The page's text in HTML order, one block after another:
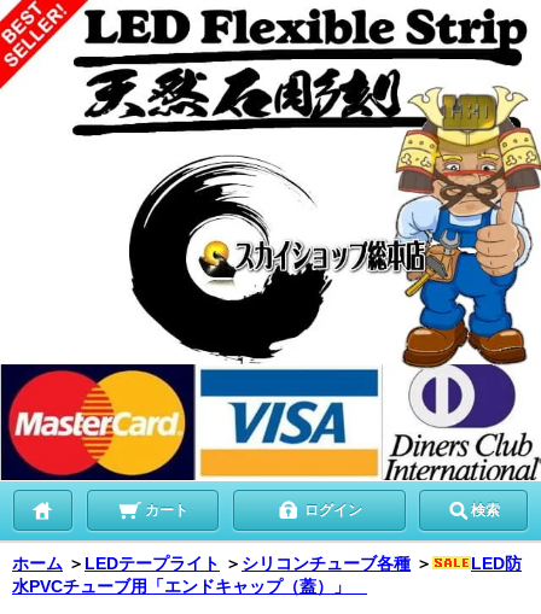
カート ログイン 検索
ホーム ＞ LEDテープライト ＞ シリコンチューブ各種 ＞
LED防
水PVCチューブ用「エンドキャップ（蓋）」